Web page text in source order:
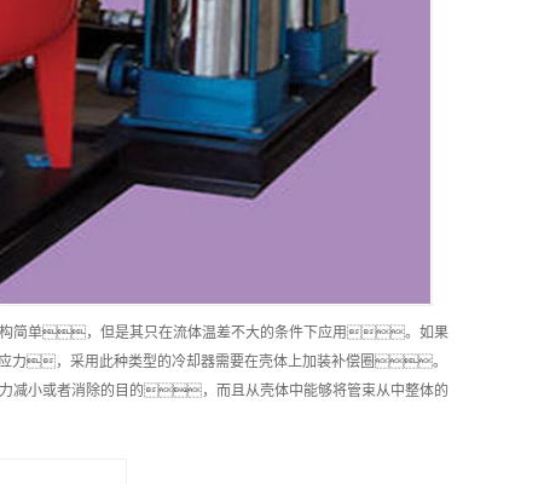
简单，但是其只在流体温差不大的条件下应用。如果
力，采用此种类型的冷却器需要在壳体上加装补偿圈。
小或者消除的目的，而且从壳体中能够将管束从中整体的